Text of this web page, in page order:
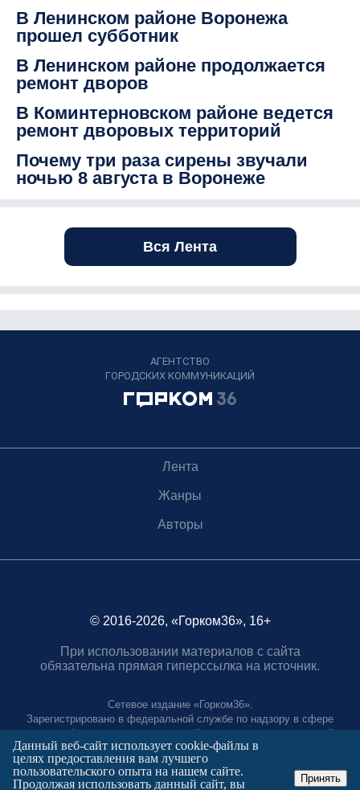
В Ленинском районе Воронежа
прошел субботник
В Ленинском районе продолжается
ремонт дворов
В Коминтерновском районе ведется
ремонт дворовых территорий
Почему три раза сирены звучали
ночью 8 августа в Воронеже
Вся Лента
АГЕНТСТВО
ГОРОДСКИХ КОММУНИКАЦИЙ
Лента
Жанры
Авторы
© 2016-2026, «Горком36», 16+
При использовании материалов с сайта
обязательна прямая гиперссылка на источник.
Сетевое издание «Горком36».
Зарегистрировано в федеральной службе по надзору в сфере
связи, информационных технологий и массовых коммуникаций.
Регистрационный номер ЭЛ № ФС77-88966 от 21 января 2025 г.
Учредитель: Муниципальное автономное учреждение "Агентство
городских коммуникаций"
Данный веб-сайт использует cookie-файлы в
целях предоставления вам лучшего
пользовательского опыта на нашем сайте.
Продолжая использовать данный сайт, вы
Принять